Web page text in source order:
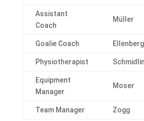
Assistant
Coach
Müller
Goalie Coach
Physiotherapist Schmidlin
Equipment
Manager
Moser
Team Manager Zogg